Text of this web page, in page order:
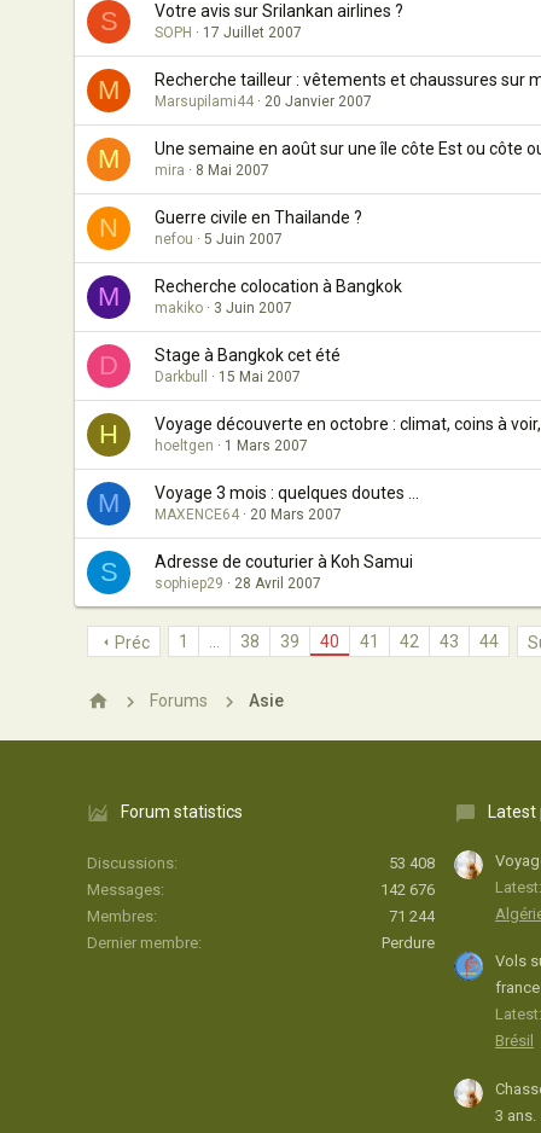
S Votre avis sur Srilankan airlines ?
SOPH 17 Juillet 2007
M Recherche tailleur : vêtements et chaussures sur
Marsupilami44 20 Janvier 2007
M Une semaine en août sur une île côte Est ou côte
mira 8 Mai 2007
N Guerre civile en Thailande ?
nefou 5 Juin 2007
M Recherche colocation à Bangkok
makiko 3 Juin 2007
D Stage à Bangkok cet été
Darkbull 15 Mai 2007
H Voyage découverte en octobre : climat, coins à voir,
hoeltgen 1 Mars 2007
M Voyage 3 mois : quelques doutes ...
MAXENCE64 20 Mars 2007
S Adresse de couturier à Koh Samui
sophiep29 28 Avril 2007
Préc 1 38 39 40 41 42 43 44
Forums Asie
Forum statistics
Discussions
53 408
Messages
142 676
Membres
71 244
Dernier membre
Perdure
Latest
Vols
france
Brésil
3 ans.